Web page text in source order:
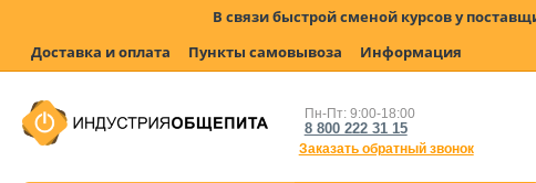
В связи быстрой сменой курсов у
Доставка и оплата
Пункты самовывоза Информация
Пн-Пт: 9:00-18:00
8 800 222 31 15
Заказать обратный звонок